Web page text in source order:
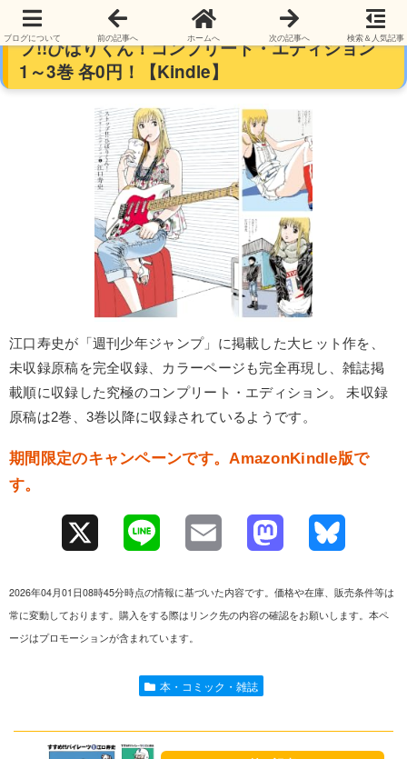
【無料】【もらっておこう】江口寿史 ストッ
プ!!ひばりくん！コンプリート・エディション
1～3巻 各0円！【Kindle】
江口寿史が「週刊少年ジャンプ」に掲載した大ヒット作を、
未収録原稿を完全収録、カラーページも完全再現し、雑誌掲
載順に収録した究極のコンプリート・エディション。 未収録
原稿は2巻、3巻以降に収録されているようです。
期間限定のキャンペーンです。AmazonKindle版で
す。
e
l
o y
2026年04月01日08時45分時点の情報に基づいた内容です。価格や在庫、販売条件等は
常に変動しております。購入をする際はリンク先の内容の確認をお願いします。本ペ
ージはプロモーションが含まれています。
本・コミック・雑誌
ブログについて 前の記事へ ホームへ 次の記事へ 検索＆人気記事